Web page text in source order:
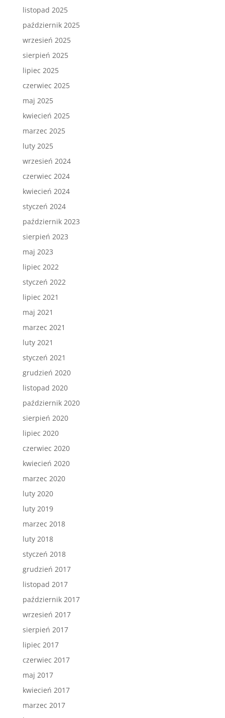
listopad 2025
październik 2025
wrzesień 2025
sierpień 2025
lipiec 2025
czerwiec 2025
maj 2025
kwiecień 2025
marzec 2025
luty 2025
wrzesień 2024
czerwiec 2024
kwiecień 2024
styczeń 2024
październik 2023
sierpień 2023
maj 2023
lipiec 2022
styczeń 2022
lipiec 2021
maj 2021
marzec 2021
luty 2021
styczeń 2021
grudzień 2020
listopad 2020
październik 2020
sierpień 2020
lipiec 2020
czerwiec 2020
kwiecień 2020
marzec 2020
luty 2020
luty 2019
marzec 2018
luty 2018
styczeń 2018
grudzień 2017
listopad 2017
październik 2017
wrzesień 2017
sierpień 2017
lipiec 2017
czerwiec 2017
maj 2017
kwiecień 2017
marzec 2017